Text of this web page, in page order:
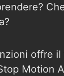
offre il
Motion